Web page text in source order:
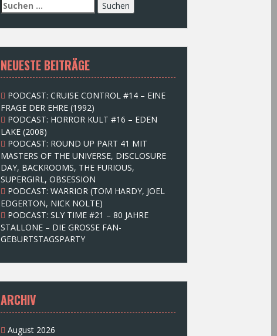
S
u
c
e
n
n
c
h
:
NEUESTE BEITRÄGE
PODCAST: CRUISE CONTROL #14 – EINE
FRAGE DER EHRE (1992)
PODCAST: HORROR KULT #16 – EDEN
LAKE (2008)
PODCAST: ROUND UP PART 41 MIT
MASTERS OF THE UNIVERSE, DISCLOSURE
DAY, BACKROOMS, THE FURIOUS,
SUPERGIRL, OBSESSION
PODCAST: WARRIOR (TOM HARDY, JOEL
EDGERTON, NICK NOLTE)
PODCAST: SLY TIME #21 – 80 JAHRE
STALLONE – DIE GROSSE FAN-
GEBURTSTAGSPARTY
ARCHIV
August 2026